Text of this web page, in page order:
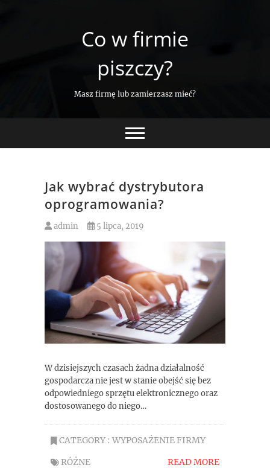
Co w firmie
piszczy?
Masz firmę lub zamierzasz mieć?
Jak wybrać dystrybutora
oprogramowania?
admin 5 lipca, 2019
W dzisiejszych czasach żadna działalność
gospodarcza nie jest w stanie obejść się bez
odpowiedniego sprzętu elektronicznego oraz
dostosowanego do niego…
CATEGORY : WYPOSAŻENIE FIRMY
RÓŻNE
READ MORE